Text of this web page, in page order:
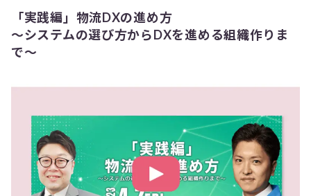
「実践編」物流DXの進め方
～システムの選び方からDXを進める組織作りま
で～